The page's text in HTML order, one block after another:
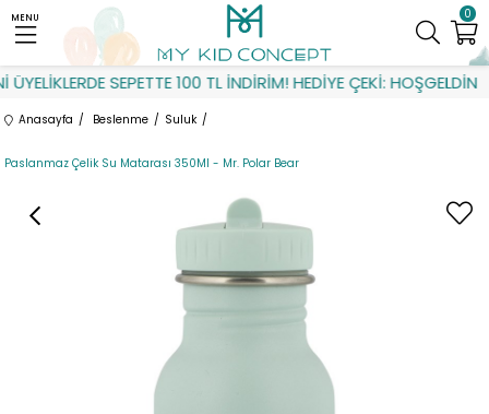
SEPETTE 100 TL İNDİRİM! HEDİYE ÇEKİ: HOŞGELDİN
0
MENU
Anasayfa Beslenme Suluk
Paslanmaz Çelik Su Matarası 350Ml - Mr. Polar Bear